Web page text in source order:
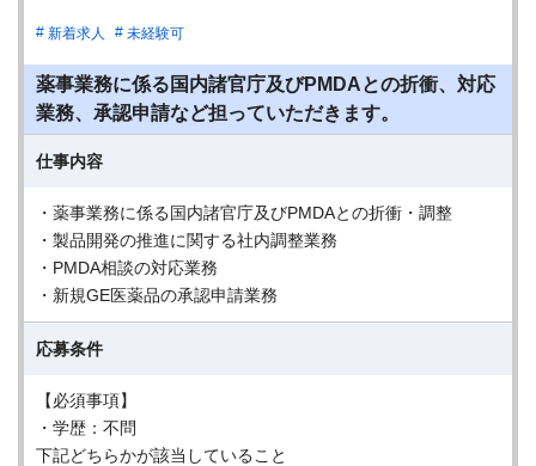
新着求人 未経験可
薬事業務に係る国内諸官庁及びPMDAとの折衝、対応
業務、承認申請など担っていただきます。
仕事内容
・薬事業務に係る国内諸官庁及びPMDAとの折衝・調整
・製品開発の推進に関する社内調整業務
・PMDA相談の対応業務
・新規GE医薬品の承認申請業務
応募条件
【必須事項】
・学歴：不問
下記どちらかが該当していること